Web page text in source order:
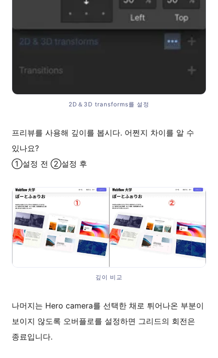
2D＆3D transforms를 설정
프리뷰를 사용해 깊이를 봅시다. 어쩐지 차이를 알 수
있나요?
①설정 전 ②설정 후
깊이 비교
나머지는 Hero camera를 선택한 채로 튀어나온 부분이
보이지 않도록 오버플로를 설정하면 그리드의 회전은
종료입니다.